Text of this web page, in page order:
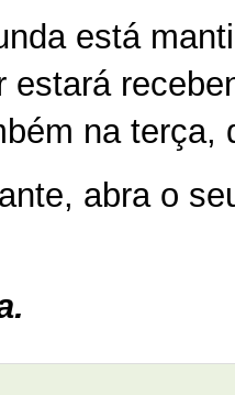
está
estará
na terça,
abra o